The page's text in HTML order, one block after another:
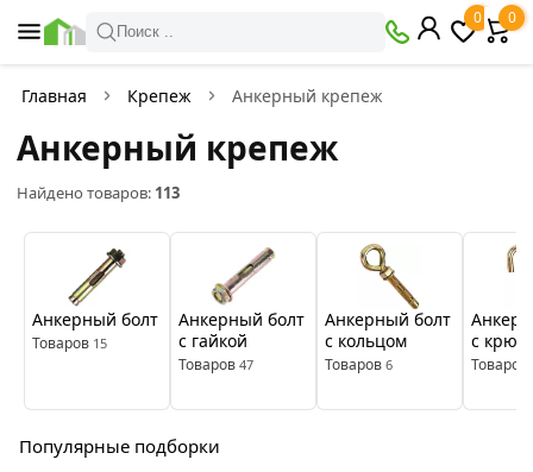
Поиск ..
0 0
Главная Крепеж Анкерный крепеж
Анкерный крепеж
Найдено товаров: 113
Анкерный болт
Товаров 15
Анкерный болт
с гайкой
Товаров 47
Анкерный болт
с кольцом
Товаров 6
с
Товаров
Популярные подборки
Фильтры
Найдено товаров:113
В
Со
—